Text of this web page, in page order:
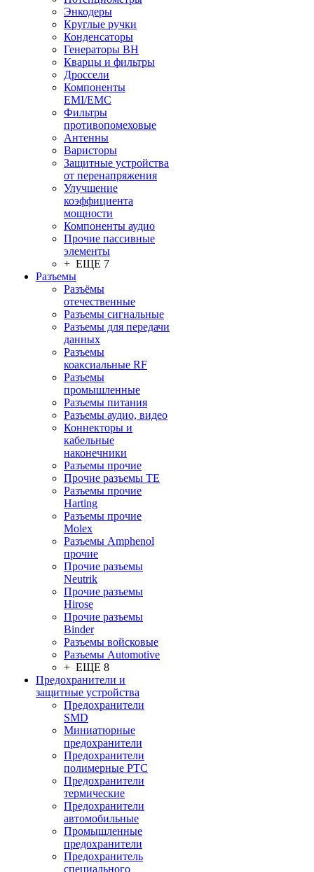
Энкодеры
Круглые ручки
Конденсаторы
Генераторы ВН
Кварцы и фильтры
Дроссели
Компоненты
EMI/EMC
Фильтры
противопомеховые
Антенны
Варисторы
Защитные устройства
от перенапряжения
Улучшение
коэффициента
мощности
Компоненты аудио
Прочие пассивные
элементы
+ ЕЩЕ 7
Разъeмы
Разъёмы
отечественные
Разъeмы сигнальные
Разъeмы для передачи
данных
Разъeмы
коаксиальные RF
Разъeмы
промышленные
Разъeмы питания
Разъeмы аудио, видео
Коннекторы и
кабельные
наконечники
Разъeмы прочие
Прочие разъемы TE
Разъемы прочие
Harting
Разъемы прочие
Molex
Разъемы Amphenol
прочие
Прочие разъемы
Neutrik
Прочие разъемы
Hirose
Прочие разъемы
Binder
Разъемы войсковые
Разъeмы Automotive
+ ЕЩЕ 8
Предохранители и
защитные устройства
Предохранители
SMD
Миниатюрные
предохранители
Предохранители
полимерные PTC
Предохранители
термические
Предохранители
автомобильные
Промышленные
предохранители
Предохранитель
специального